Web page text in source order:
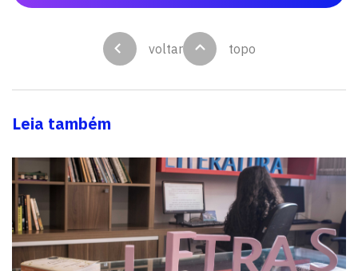
voltar topo
Leia também